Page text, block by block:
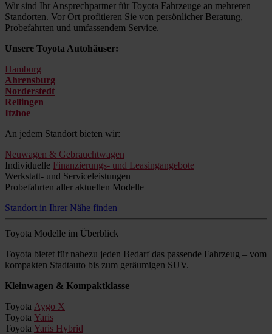
Wir sind Ihr Ansprechpartner für Toyota Fahrzeuge an mehreren
Standorten. Vor Ort profitieren Sie von persönlicher Beratung,
Probefahrten und umfassendem Service.
Unsere Toyota Autohäuser:
Hamburg
Ahrensburg
Norderstedt
Rellingen
Itzhoe
An jedem Standort bieten wir:
Neuwagen & Gebrauchtwagen
Individuelle Finanzierungs- und Leasingangebote
Werkstatt- und Serviceleistungen
Probefahrten aller aktuellen Modelle
Standort in Ihrer Nähe finden
Toyota Modelle im Überblick
Toyota bietet für nahezu jeden Bedarf das passende Fahrzeug – vom
kompakten Stadtauto bis zum geräumigen SUV.
Kleinwagen & Kompaktklasse
Toyota Aygo X
Toyota Yaris
Toyota Yaris Hybrid